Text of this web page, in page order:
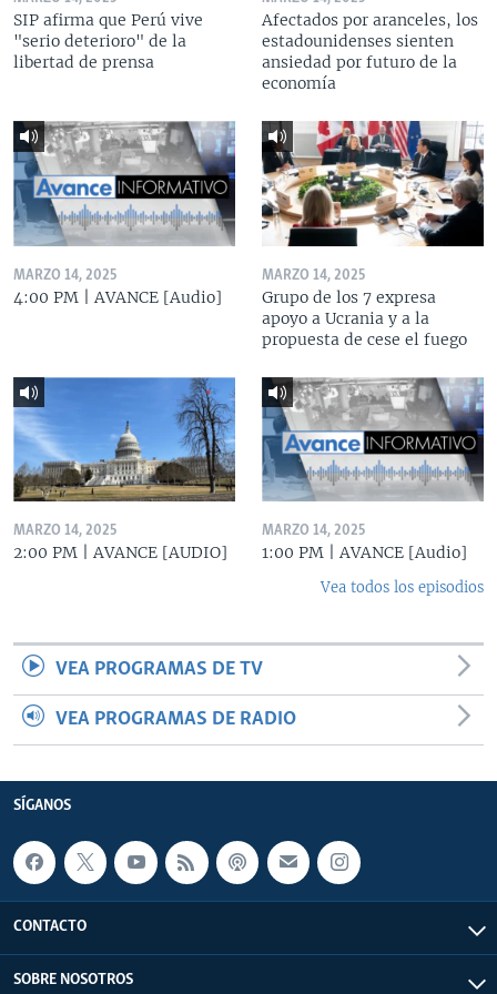
SIP afirma que Perú vive
"serio deterioro" de la
libertad de prensa
Afectados por aranceles, los
estadounidenses sienten
ansiedad por futuro de la
economía
MARZO 14, 2025
4:00 PM | AVANCE [Audio]
MARZO 14, 2025
Grupo de los 7 expresa
apoyo a Ucrania y a la
propuesta de cese el fuego
MARZO 14, 2025
2:00 PM | AVANCE [AUDIO]
MARZO 14, 2025
1:00 PM | AVANCE [Audio]
Vea todos los episodios
VEA PROGRAMAS DE TV
VEA PROGRAMAS DE RADIO
SÍGANOS
CONTACTO
SOBRE NOSOTROS